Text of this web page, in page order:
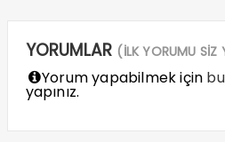
YORUMLAR (İLK YORUMU SİZ
Yorum yapabilmek için
yapınız.